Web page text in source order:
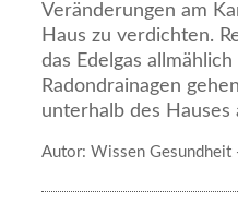
Veränderungen am
Haus zu verdichten.
das Edelgas
Radondrainagen
unterhalb des Hauses
Autor: Wissen Gesundheit